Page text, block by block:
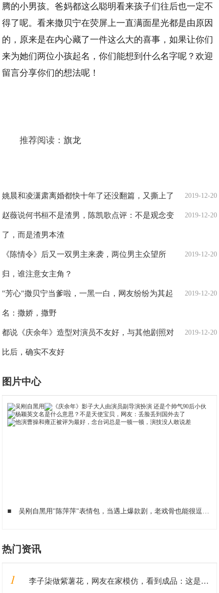
腾的小男孩。爸妈都这么聪明看来孩子们往后也一定不
得了呢。看来撒贝宁在荧屏上一直满面星光都是由原因
的，原来是在内心藏了一件这么大的喜事，如果让你们
来为她们两位小孩起名，你们能想到什么名字呢？欢迎
留言分享你们的想法呢！
推荐阅读：旗龙
2019-12-20
姚晨和凌潇肃离婚都快十年了还没翻篇，又撕上了
2019-12-20
赵薇说何书桓不是渣男，陈凯歌点评：不是观念变
了，而是渣男本渣
2019-12-20
《陈情令》后又一双男主来袭，两位男主众望所
归，谁注意女主角？
2019-12-20
"芳心"撒贝宁当爹啦，一黑一白，网友纷纷为其起
名：撒娇，撒野
2019-12-20
都说《庆余年》造型对演员不友好，与其他剧照对
比后，确实不友好
图片中心
■ 吴刚自黑用"陈萍萍"表情包，当遇上爆款剧，老戏骨也能很逗比
热门资讯
1 李子柒做紫薯花，网友在家模仿，看到成品：这是有毒？